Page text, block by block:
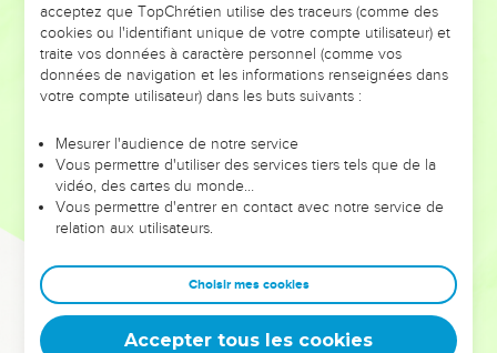
DE L’ANNÉE !
ET SI LEURS ERREURS POUVAIENT VOUS ÉVITER LES
VOTRES ?
leur foi ou leur vision. Mais on voit moins les doutes, les erreurs
et les saisons difficiles qu'ils ont traversés, alors même que ce
sont elles qui les ont façonnés.
Dans cette conférence, leaders, entrepreneurs, et responsables
clés pour avancer avec plus de sagesse afin que leurs erreurs
deviennent vos tremplins. Que vous guidiez un ministère, une
équipe, un groupe ou une famille, leur expérience est faite
acceptez que TopChrétien utilise des traceurs (comme des
cookies ou l'identifiant unique de votre compte utilisateur) et
traite vos données à caractère personnel (comme vos
données de navigation et les informations renseignées dans
votre compte utilisateur) dans les buts suivants :
Mesurer l'audience de notre service
Vous permettre d'utiliser des services tiers tels que de la
vidéo, des cartes du monde…
Vous permettre d'entrer en contact avec notre service de
relation aux utilisateurs.
Choisir mes cookies
Accepter tous les cookies